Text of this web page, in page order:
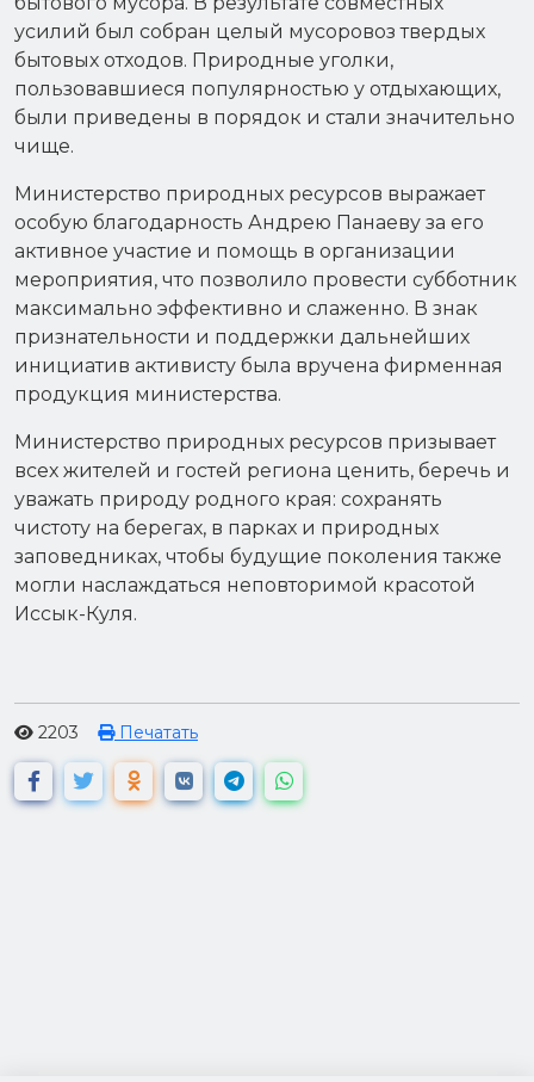
усилий был собран целый мусоровоз твердых
бытовых отходов. Природные уголки,
пользовавшиеся популярностью у отдыхающих,
были приведены в порядок и стали значительно
чище.
Министерство природных ресурсов выражает
особую благодарность Андрею Панаеву за его
активное участие и помощь в организации
мероприятия, что позволило провести субботник
максимально эффективно и слаженно. В знак
признательности и поддержки дальнейших
инициатив активисту была вручена фирменная
продукция министерства.
Министерство природных ресурсов призывает
всех жителей и гостей региона ценить, беречь и
уважать природу родного края: сохранять
чистоту на берегах, в парках и природных
заповедниках, чтобы будущие поколения также
могли наслаждаться неповторимой красотой
Иссык-Куля.
2203 Печатать